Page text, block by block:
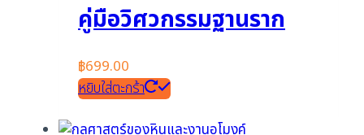
คู่มือวิศวกรรมฐานราก
฿699.00
หยิบใส่ตะกร้า